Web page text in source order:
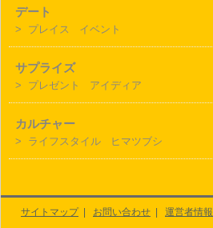
デート
> プレイス イベント
サプライズ
> プレゼント アイディア
カルチャー
> ライフスタイル ヒマツブシ
サイトマップ| お問い合わせ | 運営者情報